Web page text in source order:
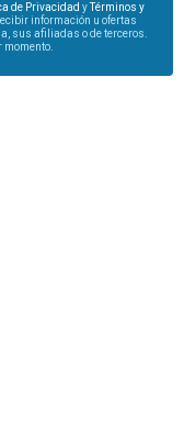
de Privacidad yTérminos y
información u ofertas
sus afiliadas o de terceros.